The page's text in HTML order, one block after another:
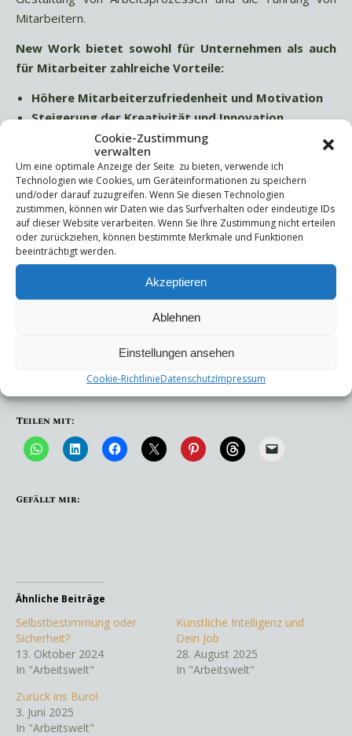
Cookie-Zustimmung
verwalten
Um eine optimale Anzeige der Seite zu bieten, verwende ich
Technologien wie Cookies, um Geräteinformationen zu speichern
und/oder darauf zuzugreifen. Wenn Sie diesen Technologien
zustimmen, können wir Daten wie das Surfverhalten oder eindeutige IDs
auf dieser Website verarbeiten. Wenn Sie Ihre Zustimmung nicht erteilen
oder zurückziehen, können bestimmte Merkmale und Funktionen
beeinträchtigt werden.
Akzeptieren
Ablehnen
Einstellungen ansehen
Cookie-RichtlinieDatenschutzImpressum
Mitarbeitern.
New Work bietet sowohl für Unternehmen als auch
für Mitarbeiter zahlreiche Vorteile:
Höhere Mitarbeiterzufriedenheit und Motivation
Steigerung der Kreativität und Innovation
Flexible Anpassung an sich verändernde
Rahmenbedingungen
Attraktivität als Arbeitgeber
Jedoch erfordert die erfolgreiche Umsetzung von
New Work eine sorgfältige Gestaltung der
Arbeitsbedingungen. Zudem braucht es eine
Sensibilisierung für die psychologischen Bedürfnisse
Möchtest du mehr über die Umsetzung von New
zukommen lassen.
Teilen mit:
Gefällt mir:
Ähnliche Beiträge
Selbstbestimmung oder
Sicherheit?
13. Oktober 2024
In "Arbeitswelt"
Künstliche Intelligenz und
Dein Job
28. August 2025
In "Arbeitswelt"
Zurück ins Büro!
3. Juni 2025
In "Arbeitswelt"